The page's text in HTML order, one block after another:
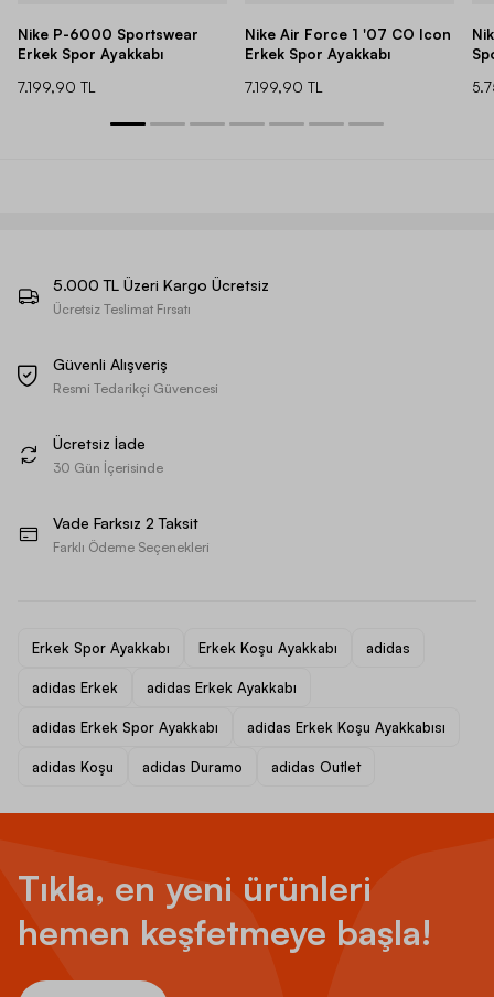
Nike P-6000 Sportswear
Erkek Spor Ayakkabı
7.199,90 TL
Nike Air Force 1 '07 CO Icon
Erkek Spor Ayakkabı
7.199,90 TL
5.000 TL Üzeri Kargo Ücretsiz
Ücretsiz Teslimat Fırsatı
Güvenli Alışveriş
Resmi Tedarikçi Güvencesi
Ücretsiz İade
30 Gün İçerisinde
Vade Farksız 2 Taksit
Farklı Ödeme Seçenekleri
Erkek Spor Ayakkabı Erkek Koşu Ayakkabı adidas
adidas Erkek adidas Erkek Ayakkabı
adidas Erkek Spor Ayakkabı adidas Erkek Koşu Ayakkabısı
adidas Koşu adidas Duramo adidas Outlet
Tıkla, en yeni ürünleri
hemen keşfetmeye başla!